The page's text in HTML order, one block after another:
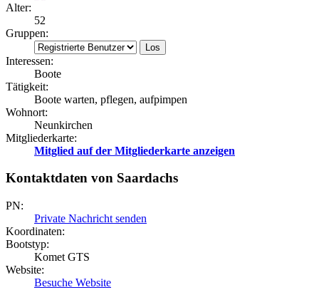
Alter:
52
Gruppen:
Interessen:
Boote
Tätigkeit:
Boote warten, pflegen, aufpimpen
Wohnort:
Neunkirchen
Mitgliederkarte:
Mitglied auf der Mitgliederkarte anzeigen
Kontaktdaten von Saardachs
PN:
Private Nachricht senden
Koordinaten:
Bootstyp:
Komet GTS
Website:
Besuche Website